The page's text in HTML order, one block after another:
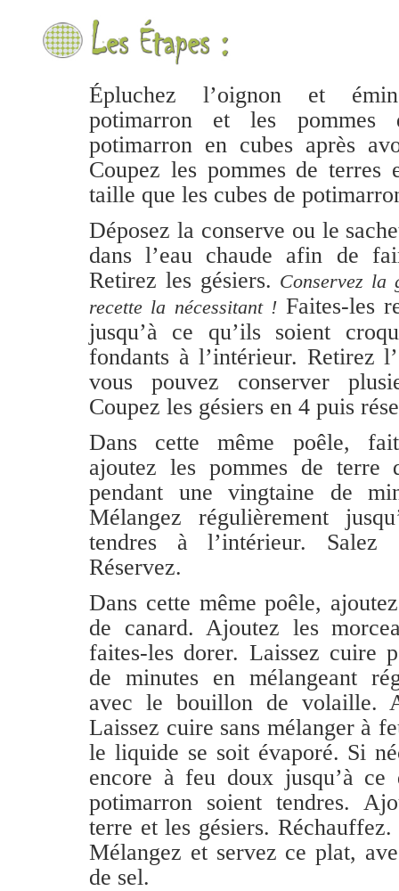
Épluchez l’oignon et
potimarron et les pommes
potimarron en cubes après
Coupez les pommes de terres
taille que les cubes de
Déposez la conserve ou le
dans l’eau chaude afin de
Retirez les gésiers. Conservez la
recette la nécessitant !Faites-les
jusqu’à ce qu’ils soient
fondants à l’intérieur. Retirez
vous pouvez conserver
Coupez les gésiers en 4 puis
Dans cette même poêle,
ajoutez les pommes de terre
pendant une vingtaine de
Mélangez régulièrement
tendres à l’intérieur. Salez
Réservez.
Dans cette même poêle,
de canard. Ajoutez les
faites-les dorer. Laissez cuire
de minutes en mélangeant
avec le bouillon de volaille.
Laissez cuire sans mélanger à
le liquide se soit évaporé. Si
encore à feu doux jusqu’à ce
potimarron soient tendres.
terre et les gésiers.
Mélangez et servez ce plat,
de sel.